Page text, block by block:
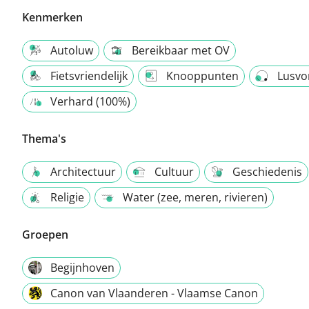
Kenmerken
Autoluw
Bereikbaar met OV
Fietsvriendelijk
Knooppunten
Verhard (100%)
Thema's
Architectuur Cultuur
Geschiedenis
Religie
Water (zee, meren, rivieren)
Groepen
Begijnhoven
Canon van Vlaanderen - Vlaamse Canon